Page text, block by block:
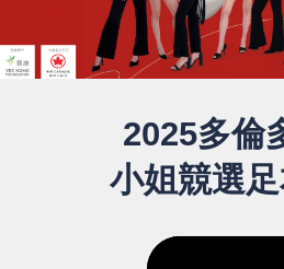
2025多倫
小姐競選